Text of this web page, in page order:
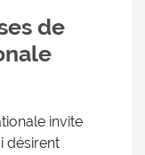
de
invite
désirent